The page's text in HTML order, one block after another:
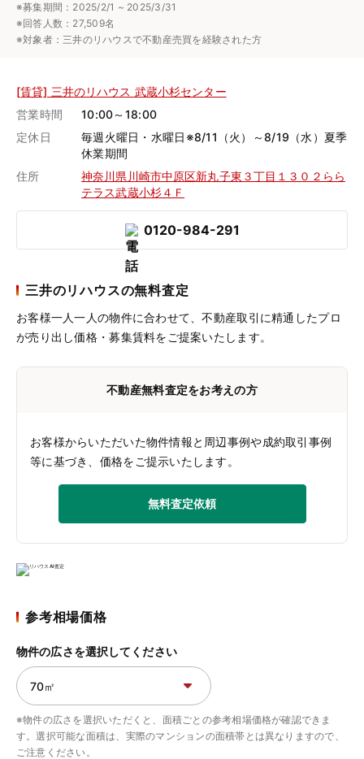
※募集期間：2025/2/1 ~ 2025/3/31
※回答人数：27,509名
※対象者：三井のリハウスで不動産売買を経験された方
[賃貸] 三井のリハウス 武蔵小杉センター
営業時間
10:00～18:00
定休日
毎週火曜日・水曜日※8/11（火）～8/19（水）夏季
休業期間
住所
神奈川県川崎市中原区新丸子東３丁目１３０２らら
テラス武蔵小杉４Ｆ
0120-984-291
三井のリハウスの無料査定
お客様一人一人の物件に合わせて、不動産取引に精通したプロ
が売り出し価格・募集賃料をご提案いたします。
不動産無料査定をお考えの方
お客様からいただいた物件情報と周辺事例や成約取引事例
等に基づき、価格をご提示いたします。
無料査定依頼
参考相場価格
物件の広さを選択してください
※物件の広さを選択いただくと、面積ごとの参考相場価格が確認できま
す。選択可能な面積は、実際のマンションの面積帯とは異なりますので、
ご注意ください。